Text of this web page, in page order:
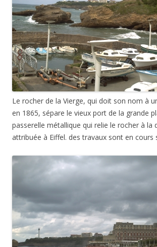
Le rocher de la Vierge, qui doit son nom à
en 1865, sépare le vieux port de la grande
passerelle métallique qui relie le rocher à la
attribuée à Eiffel. des travaux sont en cours